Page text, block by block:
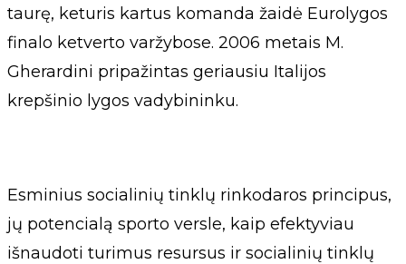
taurę, keturis kartus komanda žaidė Eurolygos
finalo ketverto varžybose. 2006 metais M.
Gherardini pripažintas geriausiu Italijos
krepšinio lygos vadybininku.
Esminius socialinių tinklų rinkodaros principus,
jų potencialą sporto versle, kaip efektyviau
išnaudoti turimus resursus ir socialinių tinklų